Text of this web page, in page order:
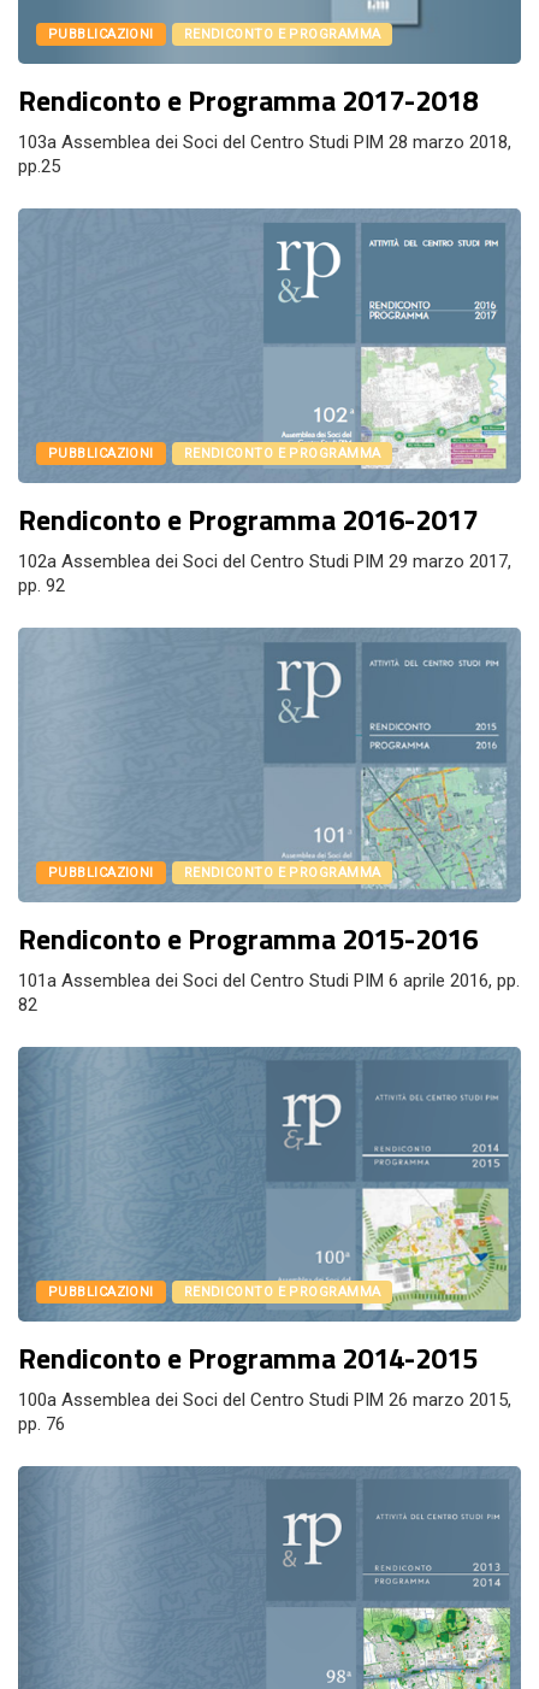
PUBBLICAZIONI RENDICONTO E PROGRAMMA
Rendiconto e Programma 2017-2018
103a Assemblea dei Soci del Centro Studi PIM 28 marzo 2018,
pp.25
PUBBLICAZIONI RENDICONTO E PROGRAMMA
Rendiconto e Programma 2016-2017
102a Assemblea dei Soci del Centro Studi PIM 29 marzo 2017,
pp. 92
PUBBLICAZIONI RENDICONTO E PROGRAMMA
Rendiconto e Programma 2015-2016
101a Assemblea dei Soci del Centro Studi PIM 6 aprile 2016, pp.
82
PUBBLICAZIONI RENDICONTO E PROGRAMMA
Rendiconto e Programma 2014-2015
100a Assemblea dei Soci del Centro Studi PIM 26 marzo 2015,
pp. 76